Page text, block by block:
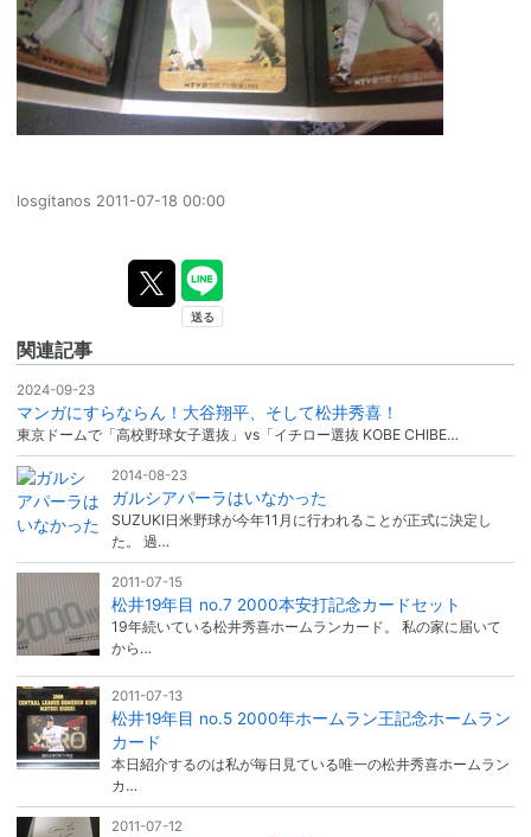
losgitanos 2011-07-18 00:00
関連記事
2024-09-23
マンガにすらならん！大谷翔平、そして松井秀喜！
東京ドームで「高校野球女子選抜」vs「イチロー選抜 KOBE CHIBE…
2014-08-23
ガルシアパーラはいなかった
SUZUKI日米野球が今年11月に行われることが正式に決定し
た。 過…
2011-07-15
松井19年目 no.7 2000本安打記念カードセット
19年続いている松井秀喜ホームランカード。 私の家に届いて
から…
2011-07-13
松井19年目 no.5 2000年ホームラン王記念ホームラン
カード
本日紹介するのは私が毎日見ている唯一の松井秀喜ホームラン
カ…
2011-07-12